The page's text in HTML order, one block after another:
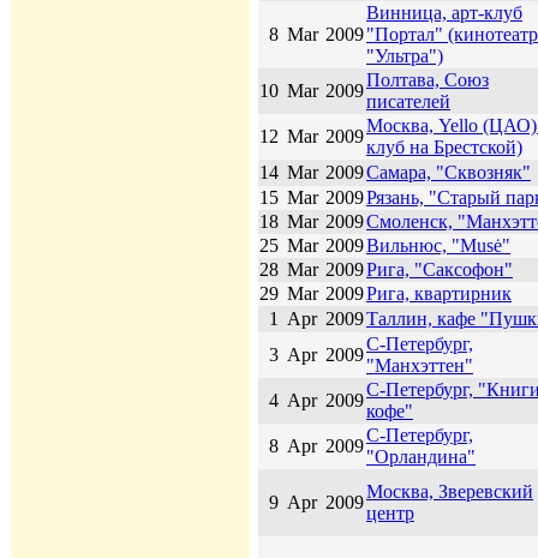
8 Mar 2009
Винница, арт-клуб
"Портал" (кинотеатр
"Ультра")
10 Mar 2009
Полтава, Союз
писателей
12 Mar 2009
Москва, Yello (ЦАО)
клуб на Брестской)
14 Mar 2009Самара, "Сквозняк"
15 Mar 2009Рязань, "Старый
18 Mar 2009Смоленск,
25 Mar 2009Вильнюс, "Musė"
28 Mar 2009Рига, "Саксофон"
29 Mar 2009Рига, квартирник
1
Apr 2009Таллин, кафе
3 Apr 2009
С-Петербург,
"Манхэттен"
4 Apr 2009
С-Петербург,
кофе"
8 Apr 2009
С-Петербург,
"Орландина"
9 Apr 2009
Москва, Зверевский
центр